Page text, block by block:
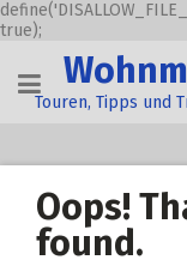
true);
content
Touren, Tipps und
Oops!
found.